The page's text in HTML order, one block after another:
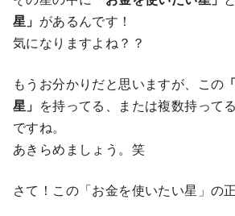
星」 があるんです！
気になりますよね？？
もうお分かりだと思いますが、この
星」 を持ってる、または複数持って
ですね。
あきらめましょう。笑
さて！この「お金を使いたい星」の